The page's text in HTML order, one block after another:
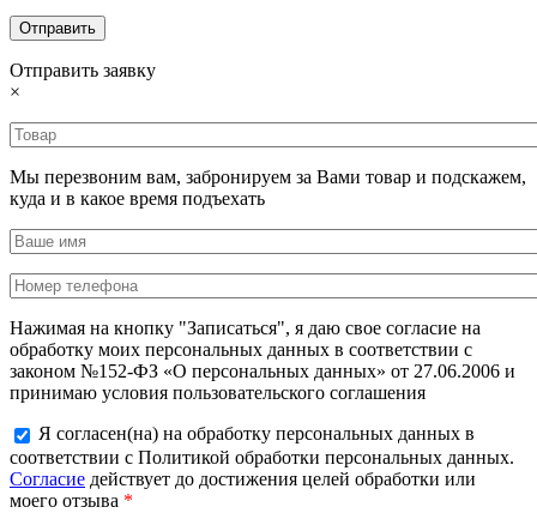
Отправить заявку
×
Мы перезвоним вам, забронируем за Вами товар и подскажем,
куда и в какое время подъехать
Нажимая на кнопку "Записаться", я даю свое согласие на
обработку моих персональных данных в соответствии с
законом №152-ФЗ «О персональных данных» от 27.06.2006 и
принимаю условия пользовательского соглашения
Я согласен(на) на обработку персональных данных в
соответствии с Политикой обработки персональных данных.
Согласие действует до достижения целей обработки или
моего отзыва *